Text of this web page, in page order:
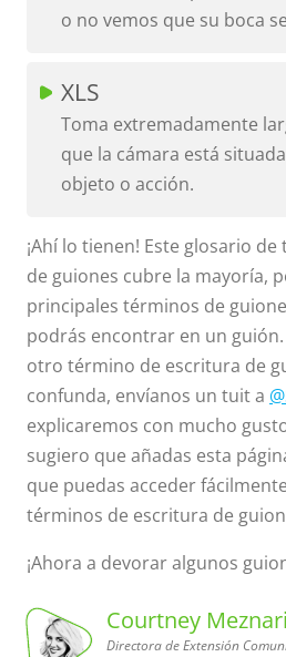
o no vemos que su boca
XLS
Toma extremadamente
que la cámara está
objeto o acción.
¡Ahí lo tienen! Este glosario
de guiones cubre la mayoría,
principales términos de
podrás encontrar en un
otro término de escritura de
confunda, envíanos un tuit a
explicaremos con mucho
sugiero que añadas esta
que puedas acceder
términos de escritura de
¡Ahora a devorar algunos
Courtney
Directora de Extensión